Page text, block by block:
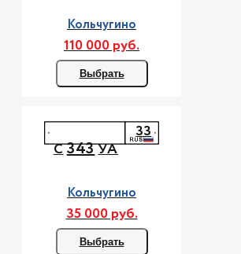
Кольчугино
110 000 руб.
Выбрать
С343УА
33
Кольчугино
35 000 руб.
Выбрать